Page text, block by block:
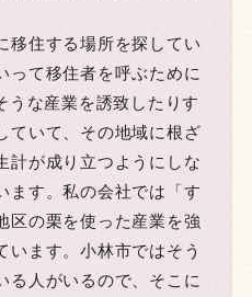
移住する場所を探してい
って移住者を呼ぶために
うな産業を誘致したりす
ていて、その地域に根ざ
計が成り立つようにしな
ます。私の会社では「す
区の栗を使った産業を強
います。小林市ではそう
る人がいるので、そこに